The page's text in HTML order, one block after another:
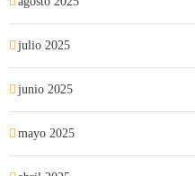
julio 2025
junio 2025
mayo 2025